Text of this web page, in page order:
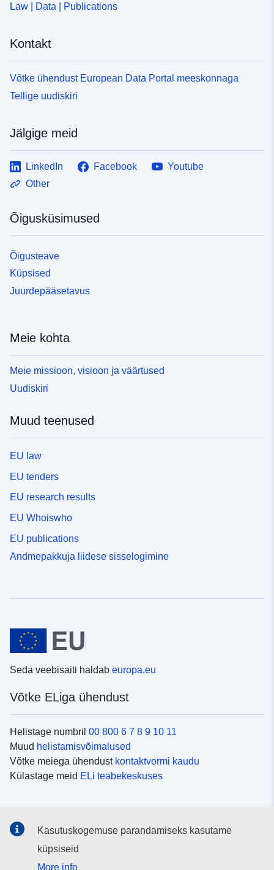
Law | Data | Publications
Kontakt
Võtke ühendust European Data Portal meeskonnaga
Tellige uudiskiri
Jälgige meid
LinkedIn Facebook
Youtube
Other
Õigusküsimused
Õigusteave
Küpsised
Juurdepääsetavus
Meie kohta
Meie missioon, visioon ja väärtused
Uudiskiri
Muud teenused
EU law
EU tenders
EU research results
EU Whoiswho
EU publications
Andmepakkuja liidese sisselogimine
Seda veebisaiti haldab europa.eu
Võtke ELiga ühendust
Helistage numbril 00 800 6 7 8 9 10 11
Muud helistamisvõimalused
Võtke meiega ühendust kontaktvormi kaudu
Külastage meid ELi teabekeskuses
Otsige ELi teavet
Kasutuskogemuse parandamiseks kasutame
küpsiseid
More info